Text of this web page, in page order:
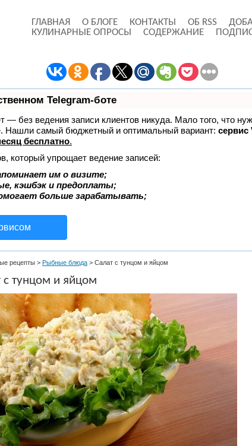
ГЛАВНАЯ О БЛОГЕ КОНТАКТЫ ОБ RSS
КУЛИНАРНЫЕ ОПРОСЫ
СОДЕРЖАНИЕ
Telegram-боте
— без ведения записи клиентов никуда. Мало того, что
Нашли самый бюджетный и оптимальный вариант: сервис
бесплатно.
который упрощает ведение записей:
им о визите;
кэшбэк и предоплаты;
больше зарабатывать;
рецепты > Рыбные блюда > Салат с тунцом и яйцом
с тунцом и яйцом